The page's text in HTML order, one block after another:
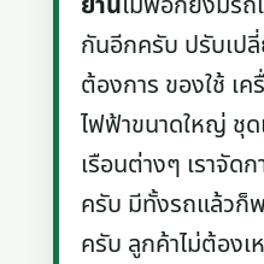
กันอีกครับ ปรับเป
ต้องการ ของใช้ เค
ไฟฟ้าขนาดใหญ่ ชุ
เรือนต่างๆ เราจัด
ครับ มีทั้งรถแล้วก็
ครับ ลูกค้าไม่ต้องเ